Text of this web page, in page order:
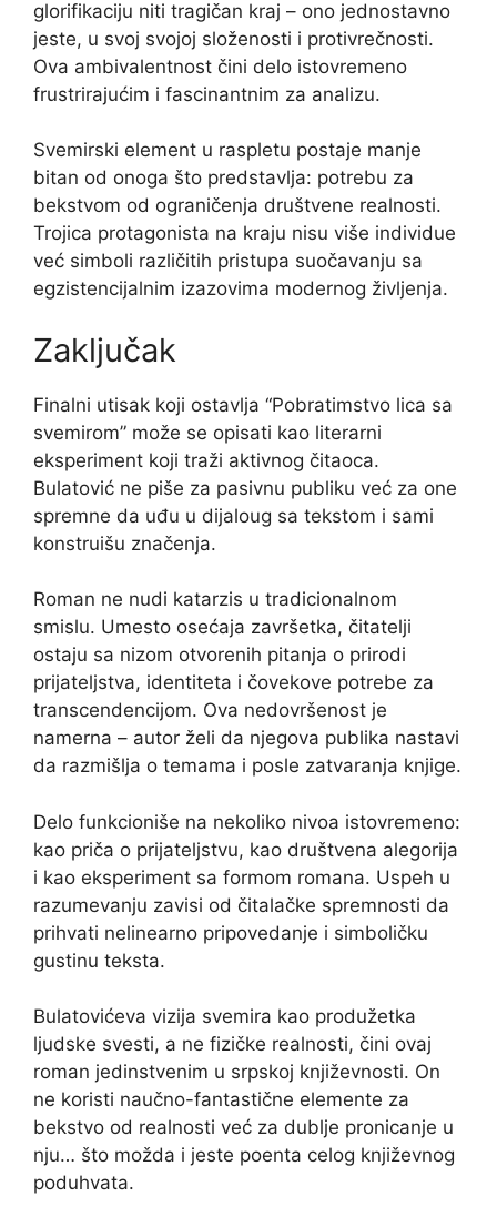
glorifikaciju niti tragičan kraj – ono jednostavno
jeste, u svoj svojoj složenosti i protivrečnosti.
Ova ambivalentnost čini delo istovremeno
frustrirajućim i fascinantnim za analizu.
Svemirski element u raspletu postaje manje
bitan od onoga što predstavlja: potrebu za
bekstvom od ograničenja društvene realnosti.
Trojica protagonista na kraju nisu više individue
već simboli različitih pristupa suočavanju sa
egzistencijalnim izazovima modernog življenja.
Zaključak
Finalni utisak koji ostavlja “Pobratimstvo lica sa
svemirom” može se opisati kao literarni
eksperiment koji traži aktivnog čitaoca.
Bulatović ne piše za pasivnu publiku već za one
spremne da uđu u dijaloug sa tekstom i sami
konstruišu značenja.
Roman ne nudi katarzis u tradicionalnom
smislu. Umesto osećaja završetka, čitatelji
ostaju sa nizom otvorenih pitanja o prirodi
prijateljstva, identiteta i čovekove potrebe za
transcendencijom. Ova nedovršenost je
namerna – autor želi da njegova publika nastavi
da razmišlja o temama i posle zatvaranja knjige.
Delo funkcioniše na nekoliko nivoa istovremeno:
kao priča o prijateljstvu, kao društvena alegorija
i kao eksperiment sa formom romana. Uspeh u
razumevanju zavisi od čitalačke spremnosti da
prihvati nelinearno pripovedanje i simboličku
gustinu teksta.
Bulatovićeva vizija svemira kao produžetka
ljudske svesti, a ne fizičke realnosti, čini ovaj
roman jedinstvenim u srpskoj književnosti. On
ne koristi naučno-fantastične elemente za
bekstvo od realnosti već za dublje pronicanje u
nju… što možda i jeste poenta celog književnog
poduhvata.